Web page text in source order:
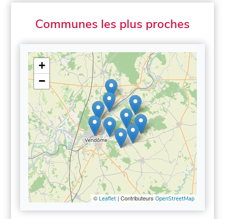
Communes les plus proches
+
−
© Leaflet| Contributeurs OpenStreetMap